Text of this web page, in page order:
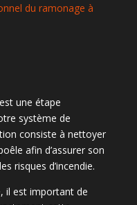
du ramonage à
une étape
système de
consiste à nettoyer
afin d’assurer son
risques d’incendie.
il est important de